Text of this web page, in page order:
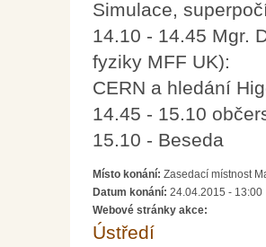
Simulace,
14.10 - 14.45 Mgr.
fyziky MFF UK):
CERN a hledání
14.45 - 15.10
15.10 - Beseda
Místo konání: Zasedací místnost
Datum konání: 24.04.2015 - 13:00
Webové stránky akce:
Ústředí